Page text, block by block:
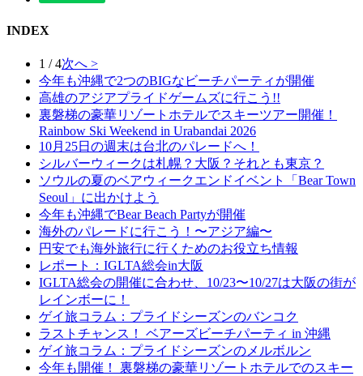
INDEX
1 / 4次へ >
今年も沖縄で2つのBIGなビーチパーティが開催
高雄のアジアプライドゲームズに行こう!!
裏磐梯の豪華リゾートホテルでスキーツアー開催！
Rainbow Ski Weekend in Urabandai 2026
10月25日の週末は台北のパレードへ！
シルバーウィークは札幌？大阪？それとも東京？
ソウルの夏のベアウィークエンドイベント「Bear Town
Seoul」に出かけよう
今年も沖縄でBear Beach Partyが開催
海外のパレードに行こう！〜アジア編〜
円安でも海外旅行に行くためのお役立ち情報
レポート：IGLTA総会in大阪
IGLTA総会の開催に合わせ、10/23〜10/27は大阪の街が
レインボーに！
ゲイ旅コラム：プライドシーズンのバンコク
ラストチャンス！ ベアーズビーチパーティ in 沖縄
ゲイ旅コラム：プライドシーズンのメルボルン
今年も開催！ 裏磐梯の豪華リゾートホテルでのスキー